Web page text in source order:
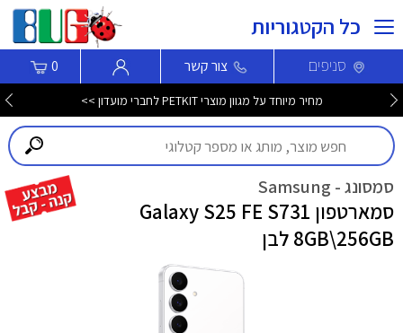
כל הקטגוריות
סניפים צור קשר 0
מחיר מיוחד על מגוון מוצרי PETKIT לחברי מועדון >>
סמסונג - Samsung
סמארטפון Galaxy S25 FE S731
8GB\256GB לבן